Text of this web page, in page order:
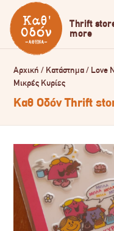
Αρχική / Κατάστημα/ Love
Μικρές Κυρίες
Καθ Οδόν Thrift